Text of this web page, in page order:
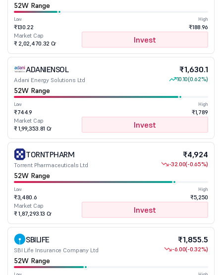
52W Range
Low
₹130.22
High
₹188.96
Market Cap
₹ 2,02,470.32 Cr
Invest
ADANIENSOL
Adani Energy Solutions Ltd
₹1,630.1
10.10(0.62%)
52W Range
Low
₹744.9
High
₹1,789
Market Cap
₹ 1,99,353.81 Cr
Invest
TORNTPHARM
Torrent Pharmaceuticals Ltd
₹4,924
-32.00(-0.65%)
52W Range
Low
₹3,480.6
High
₹5,250
Market Cap
₹ 1,87,293.13 Cr
Invest
SBILIFE
SBI Life Insurance Company Ltd
₹1,855.5
-6.00(-0.32%)
52W Range